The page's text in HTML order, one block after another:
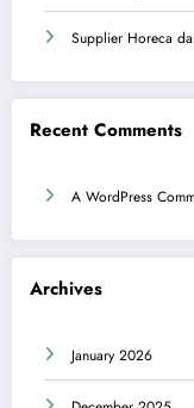
Supplier Horeca
Recent Comments
A WordPress
Archives
January 2026